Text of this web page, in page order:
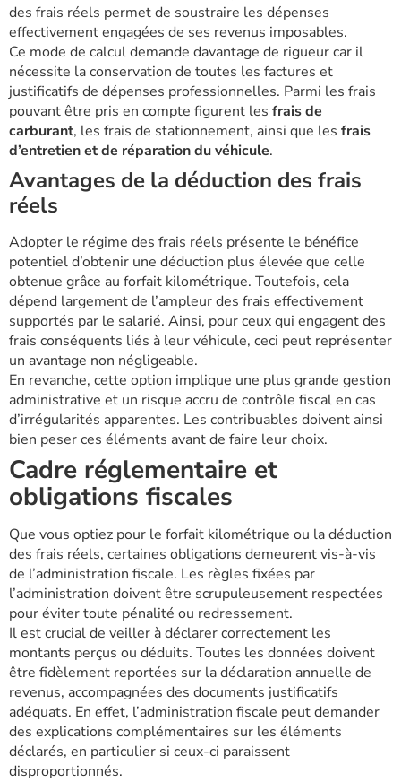
des frais réels permet de soustraire les dépenses
effectivement engagées de ses revenus imposables.
Ce mode de calcul demande davantage de rigueur car il
nécessite la conservation de toutes les factures et
justificatifs de dépenses professionnelles. Parmi les frais
pouvant être pris en compte figurent les frais de
carburant, les frais de stationnement, ainsi que les frais
d’entretien et de réparation du véhicule.
Avantages de la déduction des frais
réels
Adopter le régime des frais réels présente le bénéfice
potentiel d’obtenir une déduction plus élevée que celle
obtenue grâce au forfait kilométrique. Toutefois, cela
dépend largement de l’ampleur des frais effectivement
supportés par le salarié. Ainsi, pour ceux qui engagent des
frais conséquents liés à leur véhicule, ceci peut représenter
un avantage non négligeable.
En revanche, cette option implique une plus grande gestion
administrative et un risque accru de contrôle fiscal en cas
d’irrégularités apparentes. Les contribuables doivent ainsi
bien peser ces éléments avant de faire leur choix.
Cadre réglementaire et
obligations fiscales
Que vous optiez pour le forfait kilométrique ou la déduction
des frais réels, certaines obligations demeurent vis-à-vis
de l’administration fiscale. Les règles fixées par
l’administration doivent être scrupuleusement respectées
pour éviter toute pénalité ou redressement.
Il est crucial de veiller à déclarer correctement les
montants perçus ou déduits. Toutes les données doivent
être fidèlement reportées sur la déclaration annuelle de
revenus, accompagnées des documents justificatifs
adéquats. En effet, l’administration fiscale peut demander
des explications complémentaires sur les éléments
déclarés, en particulier si ceux-ci paraissent
disproportionnés.